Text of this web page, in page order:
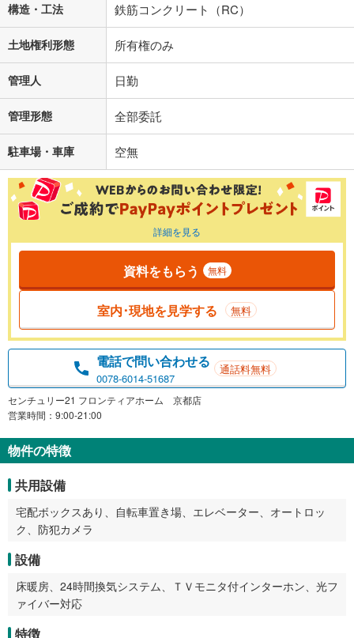
構造・工法 鉄筋コンクリート（RC）
土地権利形態 所有権のみ
管理人 日勤
管理形態 全部委託
駐車場・車庫 空無
詳細を見る
資料をもらう 無料
室内･現地を見学する 無料
電話で問い合わせる
0078-6014-51687
通話料無料
センチュリー21 フロンティアホーム 京都店
営業時間：9:00-21:00
物件の特徴
共用設備
宅配ボックスあり、自転車置き場、エレベーター、オートロッ
ク、防犯カメラ
設備
床暖房、24時間換気システム、ＴＶモニタ付インターホン、光フ
ァイバー対応
特徴